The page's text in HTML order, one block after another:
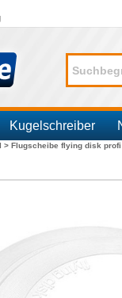
Kugelschreiber
> Flugscheibe flying disk profi